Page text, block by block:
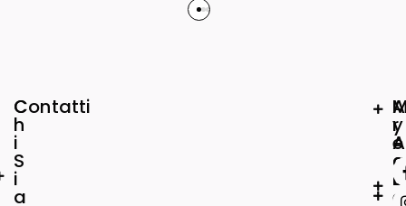
C
h
i
S
i
a
Contatti A
r
e
a
L
e
y
A
c
c
o